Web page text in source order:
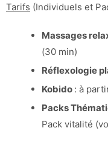
Tarifs (Individuels et
Massages
(30 min)
Réflexologie
Kobido : à
Packs
Pack vitalité